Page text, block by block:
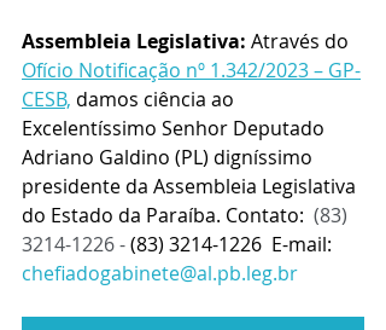
Assembleia Legislativa: Através do
Ofício Notificação nº 1.342/2023 – GP-
CESB, damos ciência ao
Excelentíssimo Senhor Deputado
Adriano Galdino (PL) digníssimo
presidente da Assembleia Legislativa
do Estado da Paraíba. Contato: (83)
3214-1226 - (83) 3214-1226  E-mail:
chefiadogabinete@al.pb.leg.br